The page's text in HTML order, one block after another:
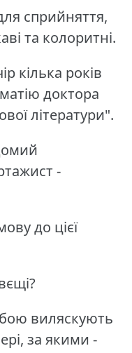
сприйняття,
та колоритні.
кілька років
доктора
літератури".
-
до цієї
виляскують
за якими -